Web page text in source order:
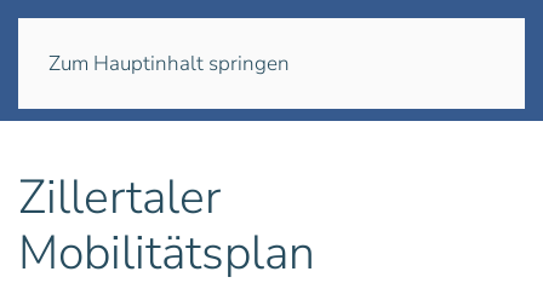
Zum Hauptinhalt springen
Zillertaler
Mobilitätsplan